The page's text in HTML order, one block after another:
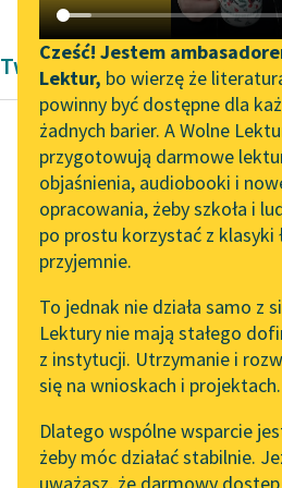
Katalog DAISY
Podkasty o książkach
Aktualności
„Prokurator Alicja Horn”
do słuchania
Byliśmy częścią AI Impact
Lab
online z tłumaczkami
literatury skandynawskiej
Spotkanie z Katarzyną
Tunkiel w Oslo
102. lata temu zmarł
Joseph Conrad
Cześć! Jestem
Lektur, bo wierzę że
powinny być dostępne dla
żadnych barier. A Wolne
przygotowują darmowe
objaśnienia, audiobooki i
opracowania, żeby szkoła i
po prostu korzystać z klasyki
przyjemnie.
To jednak nie działa samo z
Lektury nie mają stałego
z instytucji. Utrzymanie i
się na wnioskach i projektach.
Dlatego wspólne wsparcie
żeby móc działać stabilnie.
Twórczość Antoniny
tak